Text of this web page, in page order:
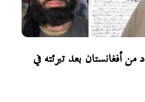
أفغانستان بعد تبرئته في